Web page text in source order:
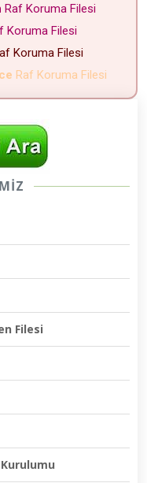
Raf Koruma Filesi
Koruma Filesi
Koruma Filesi
Raf Koruma Filesi
Filesi